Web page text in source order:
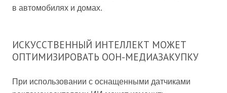
в автомобилях и домах.
ИСКУССТВЕННЫЙ ИНТЕЛЛЕКТ МОЖЕТ
ОПТИМИЗИРОВАТЬ OOH-МЕДИАЗАКУПКУ
При использовании с оснащенными датчиками